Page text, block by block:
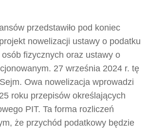
przedstawiło pod koniec
nowelizacji ustawy o podatku
fizycznych oraz ustawy o
27 września 2024 r. tę
Owa nowelizacja wprowadzi
roku przepisów określających
PIT. Ta forma rozliczeń
że przychód podatkowy będzie